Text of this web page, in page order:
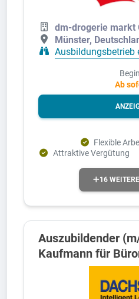
dm-drogerie markt
Münster,
Ausbildungsbetrieb
Ab
Flexible
Attraktive Vergütung
16
Auszubildender
Kaufmann für